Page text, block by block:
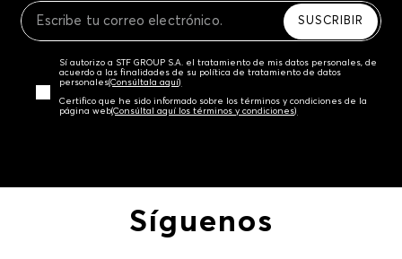
SUSCRIBIR
Sí autorizo a STF GROUP S.A. el tratamiento de mis datos personales, de
acuerdo a las finalidades de su política de tratamiento de datos
personales‎(Consúltala aquí)
Certifico que he sido informado sobre los términos y condiciones de la
página web‎(Consúltal aquí los términos y condiciones)
Síguenos